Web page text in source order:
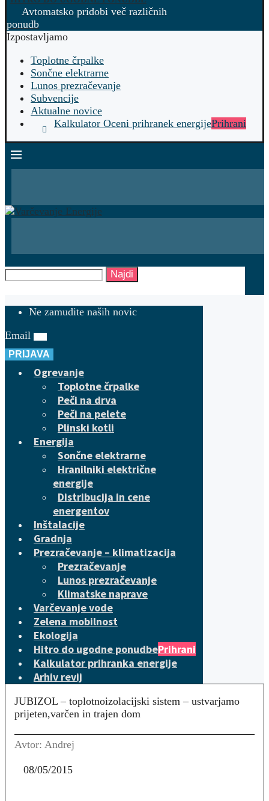
Avtomatsko pridobi več različnih
ponudb
Izpostavljamo
Toplotne črpalke
Sončne elektrarne
Lunos prezračevanje
Subvencije
Aktualne novice
Kalkulator Oceni prihranek energijePrihrani
Najdi
Ne zamudite naših novic
Email
PRIJAVA
Ogrevanje
Toplotne črpalke
Peči na drva
Peči na pelete
Plinski kotli
Energija
Sončne elektrarne
Hranilniki električne
energije
Distribucija in cene
energentov
Inštalacije
Gradnja
Prezračevanje – klimatizacija
Prezračevanje
Lunos prezračevanje
Klimatske naprave
Varčevanje vode
Zelena mobilnost
Ekologija
Hitro do ugodne ponudbePrihrani
Kalkulator prihranka energije
Arhiv revij
JUBIZOL – toplotnoizolacijski sistem – ustvarjamo
prijeten,varčen in trajen dom
Avtor: Andrej
08/05/2015